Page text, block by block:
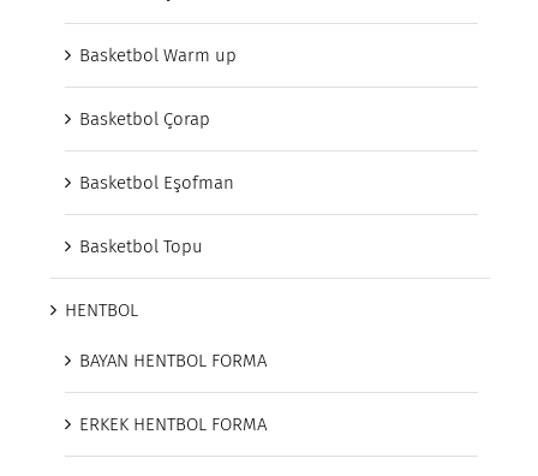
Basketbol Warm up
Basketbol Çorap
Basketbol Eşofman
Basketbol Topu
HENTBOL
BAYAN HENTBOL FORMA
ERKEK HENTBOL FORMA